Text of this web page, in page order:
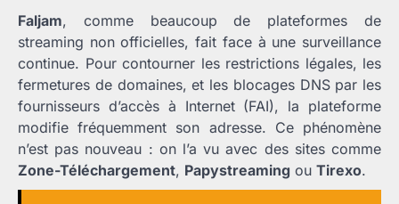
Faljam, comme beaucoup de plateformes de
streaming non officielles, fait face à une surveillance
continue. Pour contourner les restrictions légales, les
fermetures de domaines, et les blocages DNS par les
fournisseurs d’accès à Internet (FAI), la plateforme
modifie fréquemment son adresse. Ce phénomène
n’est pas nouveau : on l’a vu avec des sites comme
Zone-Téléchargement, Papystreaming ou Tirexo.